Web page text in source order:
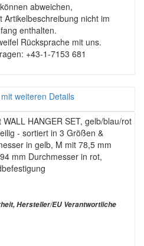
abweichen,
Artikelbeschreibung nicht im
enthalten.
Rücksprache mit uns.
+43-1-7153 681
weiteren Details
HANGER SET, gelb/blau/rot
- sortiert in 3 Größen &
in gelb, M mit 78,5 mm
mm Durchmesser in rot,
Hersteller/EU Verantwortliche